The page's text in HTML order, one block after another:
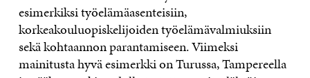
esimerkiksi työelämäasenteisiin,
korkeakouluopiskelijoiden työelämävalmiuksiin
sekä kohtaannon parantamiseen. Viimeksi
mainitusta hyvä esimerkki on Turussa, Tampereella